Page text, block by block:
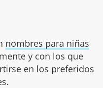
nombres para niñas
y con los que
en los preferidos